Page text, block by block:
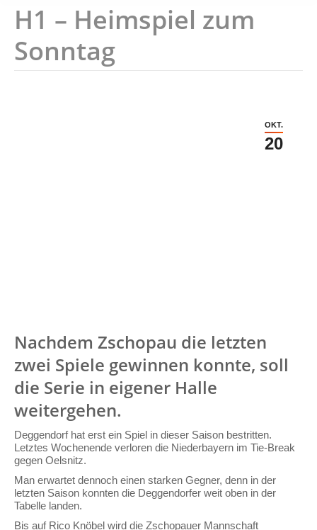
H1 – Heimspiel zum
Sonntag
OKT.
20
Nachdem Zschopau die letzten
zwei Spiele gewinnen konnte, soll
die Serie in eigener Halle
weitergehen.
Deggendorf hat erst ein Spiel in dieser Saison bestritten.
Letztes Wochenende verloren die Niederbayern im Tie-Break
gegen Oelsnitz.
Man erwartet dennoch einen starken Gegner, denn in der
letzten Saison konnten die Deggendorfer weit oben in der
Tabelle landen.
Bis auf Rico Knöbel wird die Zschopauer Mannschaft